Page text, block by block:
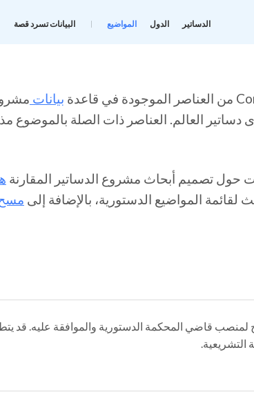
الدساتير الدول المواضيع البيانات تسرد قصة
بيانات
دساتير العالم. العناصر ذات الصلة بالموضوع
حول تصميم أبحاث مشروع الدساتير المقارنة
المواضيع الدستورية، بالإضافة إلى مسح
لمنصب قاضي المحكمة الدستورية والموافقة عليه. قد
التشريعية.